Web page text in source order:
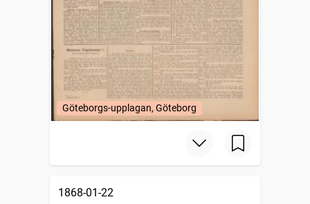
Göteborgs-upplagan, Göteborg
1868-01-22